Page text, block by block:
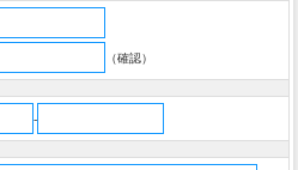
（確認）
-